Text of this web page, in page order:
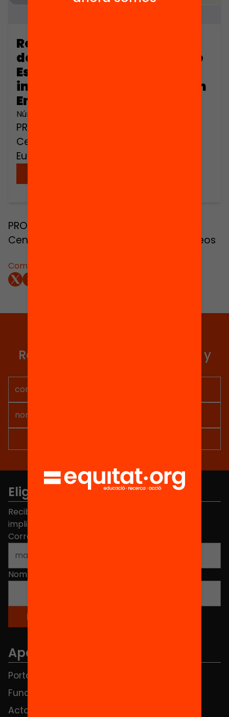
Reunión de representantes
de talleres universitarios de
Estudios Europeos
impulsados por la Fundación
Encuentro (part 3)
Número de páginas: 986
PROMOTORS: Fundación Encuentro –
Centro Internacional de Estudios
Europeos
Compartir:
PROMOTORS: Fundación Encuentro –
Centro Internacional de Estudios Europeos
Recibe contenidos, iniciativas y
Elige equidad
Recibe contenidos, iniciativas y proyectos para
implicarte.
Correo electrónico
Nombre
Apartados
Portada
Fundación
Actos